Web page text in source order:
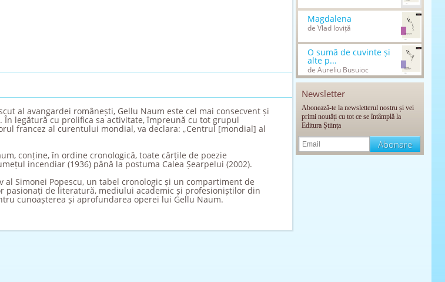
al avangardei românești, Gellu Naum este cel mai consecvent și
legătură cu prolifica sa activitate, împreună cu tot grupul
francez al curentului mondial, va declara: „Centrul [mondial] al
conține, în ordine cronologică, toate cărțile de poezie
incendiar (1936) până la postuma Calea Șearpelui (2002).
Simonei Popescu, un tabel cronologic și un compartiment de
pasionați de literatură, mediului academic și profesioniștilor din
cunoașterea și aprofundarea operei lui Gellu Naum.
Magdalena
de Vlad Ioviță
O sumă de cuvinte și
alte p...
de Aureliu Busuioc
Newsletter
Abonează-te la newsletterul nostru și vei
primi noutăți cu tot ce se întâmplă la
Editura Știința